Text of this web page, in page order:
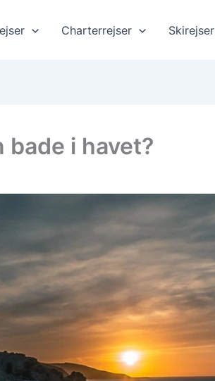
Charterrejser Skirejser
bade i havet?